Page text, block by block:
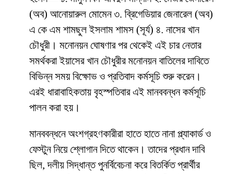
(অব) আনোয়ারুল মোমেন ৩. ব্রিগেডিয়ার জেনারেল (অব)
এ কে এম শামছুল ইসলাম শামস (সূর্য) ৪. নাসের খান
চৌধুরী। মনোনয়ন ঘোষণার পর থেকেই এই চার নেতার
সমর্থকরা ইয়াসের খান চৌধুরীর মনোনয়ন বাতিলের দাবিতে
বিভিন্ন সময় বিক্ষোভ ও প্রতিবাদ কর্মসূচি শুরু করেন।
এরই ধারাবাহিকতায় বৃহস্পতিবার এই মানববন্ধন কর্মসূচি
পালন করা হয়।
মানববন্ধনে অংশগ্রহণকারীরা হাতে হাতে নানা প্ল্যাকার্ড ও
ফেস্টুন নিয়ে শ্লোগান দিতে থাকেন। তাদের প্রধান দাবি
ছিল, দলীয় সিদ্ধান্ত পুনর্বিবেচনা করে বিতর্কিত প্রার্থীর